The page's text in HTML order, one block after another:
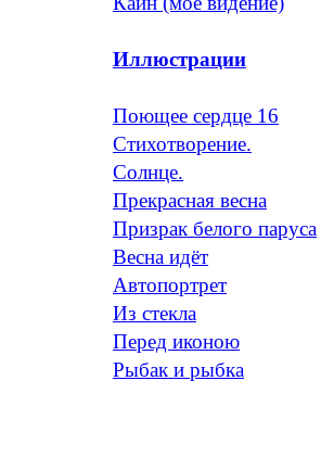
Иллюстрации
Поющее сердце 16
Стихотворение.
Солнце.
Прекрасная весна
Призрак белого паруса
Весна идёт
Автопортрет
Из стекла
Перед иконою
Рыбак и рыбка